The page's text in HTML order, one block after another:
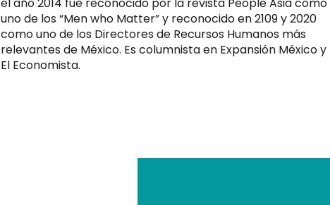
uno de los “Men who Matter” y reconocido en 2109 y 2020
como uno de los Directores de Recursos Humanos más
relevantes de México. Es columnista en Expansión México y
El Economista.